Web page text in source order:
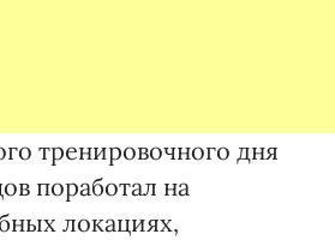
тренировочного дня
поработал на
локациях,